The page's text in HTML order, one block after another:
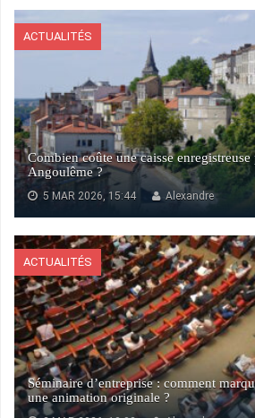
ACTUALITÉS
Combien coûte une caisse
Angoulême ?
5 MAR 2026, 15:44 Alexandre
ACTUALITÉS
Séminaire d’entreprise : comment
une animation originale ?